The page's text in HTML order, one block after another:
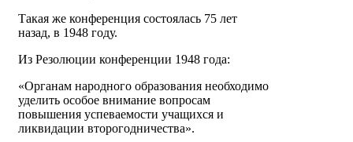
Такая же конференция состоялась 75 лет
назад, в 1948 году.
Из Резолюции конференции 1948 года:
«Органам народного образования необходимо
уделить особое внимание вопросам
повышения успеваемости учащихся и
ликвидации второгодничества».